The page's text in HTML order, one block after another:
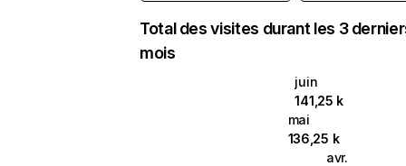
Total des visites durant les 3
mois
juin
141,25 k
mai
136,25 k
avr.